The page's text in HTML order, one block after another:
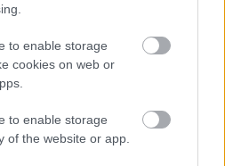
to enable storage
cookies on web or
to enable storage
of the website or app.
a hazai víziközművekről?
vízellátása